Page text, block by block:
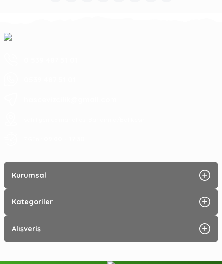
Kurumsal
Kategoriler
Alışveriş